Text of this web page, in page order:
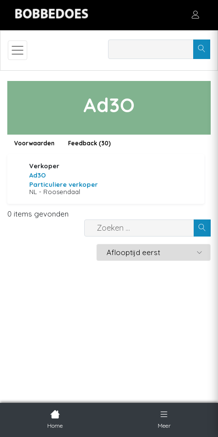
Ad3O
Voorwaarden Feedback (30)
Verkoper
Ad3O
Particuliere verkoper
NL - Roosendaal
0 items gevonden
Home Meer